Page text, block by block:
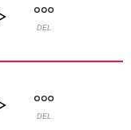
DEL
DEL